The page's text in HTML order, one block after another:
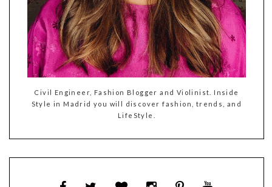
Civil Engineer, Fashion Blogger and Violinist. Inside
Style in Madrid you will discover fashion, trends, and
LifeStyle.